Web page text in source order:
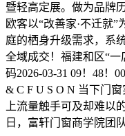
暨轻高定展。做为品牌
欧客以“改善家·不迁就
庭的栖身升级需求，系
全域成交！福建和区“
码2026-03-31 09！48！
& C F U S O N 当下门
上流量触手可及却难以
日，富轩门窗商学院团